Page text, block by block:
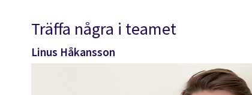
Träffa några i teamet
Linus Håkansson